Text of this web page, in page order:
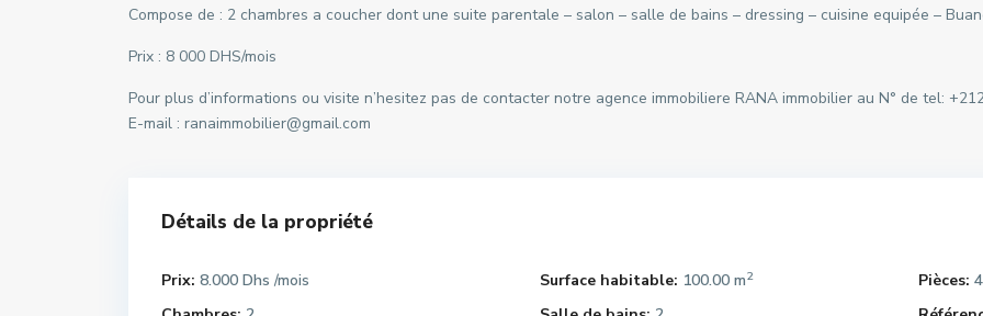
Compose de : 2 chambres a coucher dont une suite parentale – salon – salle de bains – dressing – cuisine equipée –
Prix : 8 000 DHS/mois
Pour plus d’informations ou visite n’hesitez pas de contacter notre agence immobiliere RANA immobilier au N° de tel:
E-mail : ranaimmobilier@gmail.com
Détails de la propriété
Prix: 8.000 Dhs /mois Surface habitable: 100.00 m2 Pièces: 4